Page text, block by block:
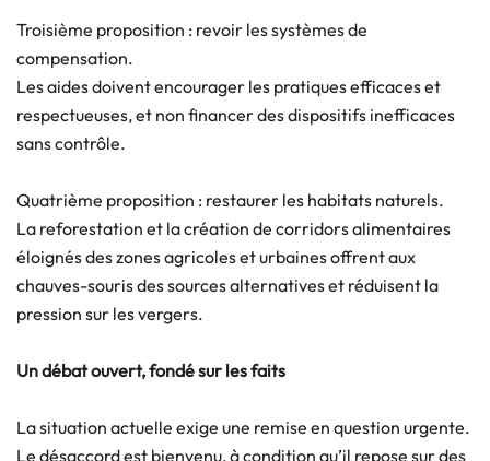
Troisième proposition : revoir les systèmes de
compensation.
Les aides doivent encourager les pratiques efficaces et
respectueuses, et non financer des dispositifs inefficaces
sans contrôle.
Quatrième proposition : restaurer les habitats naturels.
La reforestation et la création de corridors alimentaires
éloignés des zones agricoles et urbaines offrent aux
chauves-souris des sources alternatives et réduisent la
pression sur les vergers.
Un débat ouvert, fondé sur les faits
La situation actuelle exige une remise en question urgente.
Le désaccord est bienvenu, à condition qu’il repose sur des